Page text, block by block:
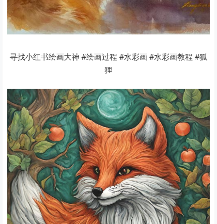
寻找小红书绘画大神 #绘画过程 #水彩画 #水彩画教程 #狐
狸